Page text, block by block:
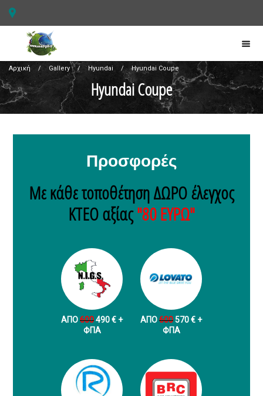
Αρχική / Gallery / Hyundai / Hyundai Coupe
Hyundai Coupe
Προσφορές
Με κάθε τοποθέτηση ΔΩΡΟ έλεγχος
ΚΤΕΟ αξίας"80 ΕΥΡΩ"
ΑΠΟ600490 € +
ФПА
ΑΠΟ600570 € +
ФПА